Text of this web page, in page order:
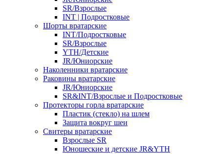
SR/Взрослые
INT | Подростковые
Шорты вратарские
INT/Подростковые
SR/Взрослые
YTH/Детские
JR/Юниорские
Наколенники вратарские
Раковины вратарские
JR/Юниорские
SR&INT/Взрослые и Подростковые
Протекторы горла вратарские
Пластик (стекло) на шлем
Защита вокруг шеи
Свитеры вратарские
Взрослые SR
Юношеские и детские JR&YTH